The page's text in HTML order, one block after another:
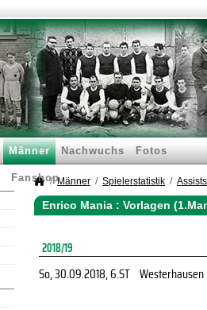
Männer Nachwuchs Fotos
FanshopMänner Spielerstatistik Assists
Enrico Mania : Vorlagen
2018/19
So, 30.09.2018, 6.ST Westerhausen